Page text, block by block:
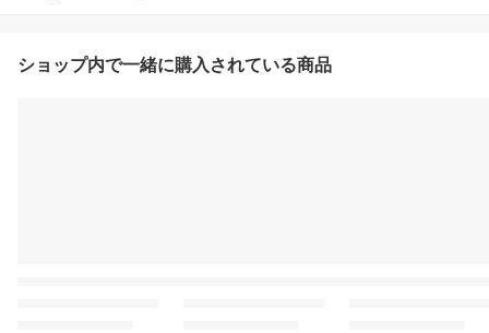
ショップ内で一緒に購入されている商品